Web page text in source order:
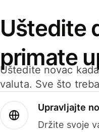
Uštedite
primate
Uštedite novac
valuta. Sve što
Upravljajte
Držite svoje